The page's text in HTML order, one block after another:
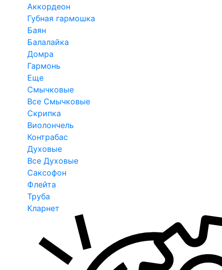
Аккордеон
Губная гармошка
Баян
Балалайка
Домра
Гармонь
Еще
Смычковые
Все Смычковые
Скрипка
Виолончель
Контрабас
Духовые
Все Духовые
Саксофон
Флейта
Труба
Кларнет